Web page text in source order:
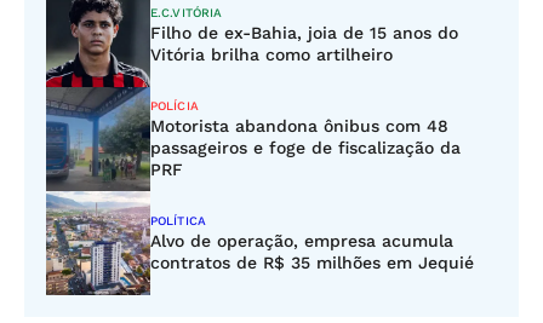
E.C.VITÓRIA
Filho de ex-Bahia, joia de 15 anos do
Vitória brilha como artilheiro
POLÍCIA
Motorista abandona ônibus com 48
passageiros e foge de fiscalização da
PRF
POLÍTICA
Alvo de operação, empresa acumula
contratos de R$ 35 milhões em Jequié